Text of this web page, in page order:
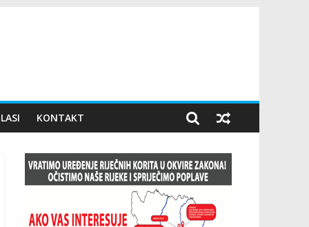
KONTAKT